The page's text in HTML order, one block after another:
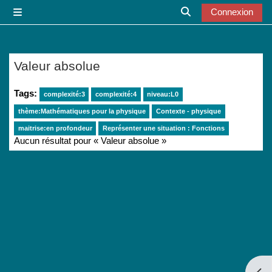
Activer/désactiver
Connexion
Valeur absolue
Tags: complexité:3 complexité:4 niveau:L0
thème:Mathématiques pour la physique Contexte - physique
maitrise:en profondeur Représenter une situation : Fonctions
Aucun résultat pour « Valeur absolue »